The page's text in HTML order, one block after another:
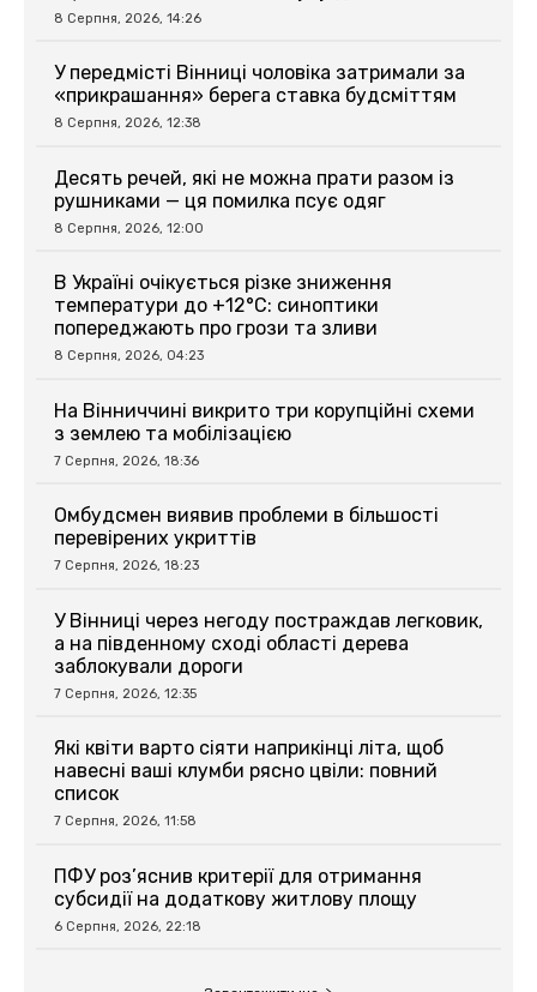
8 Серпня, 2026, 14:26
У передмісті Вінниці чоловіка затримали за
«прикрашання» берега ставка будсміттям
8 Серпня, 2026, 12:38
Десять речей, які не можна прати разом із
рушниками — ця помилка псує одяг
8 Серпня, 2026, 12:00
В Україні очікується різке зниження
температури до +12°C: синоптики
попереджають про грози та зливи
8 Серпня, 2026, 04:23
На Вінниччині викрито три корупційні схеми
з землею та мобілізацією
7 Серпня, 2026, 18:36
Омбудсмен виявив проблеми в більшості
перевірених укриттів
7 Серпня, 2026, 18:23
У Вінниці через негоду постраждав легковик,
а на південному сході області дерева
заблокували дороги
7 Серпня, 2026, 12:35
Які квіти варто сіяти наприкінці літа, щоб
навесні ваші клумби рясно цвіли: повний
список
7 Серпня, 2026, 11:58
ПФУ роз’яснив критерії для отримання
субсидії на додаткову житлову площу
6 Серпня, 2026, 22:18